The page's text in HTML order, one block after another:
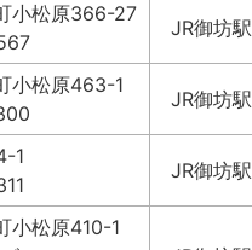
小松原366-27
JR御坊駅
小松原463-1
JR御坊駅
1
JR御坊駅
小松原410-1